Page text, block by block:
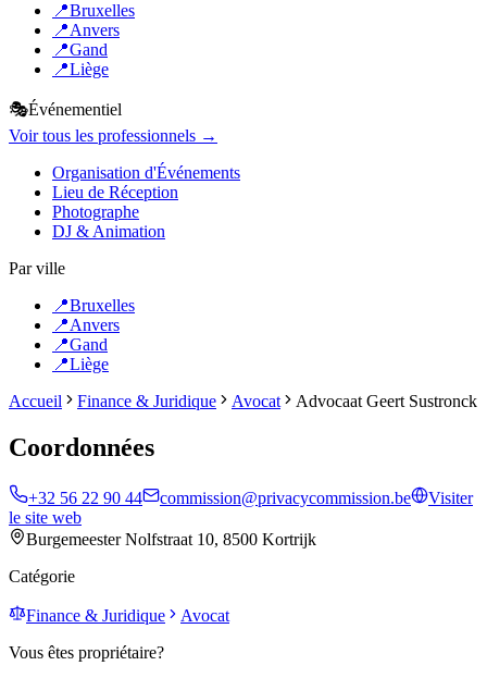
📍Bruxelles
📍Anvers
📍Gand
📍Liège
🎭Événementiel
Voir tous les professionnels →
Organisation d'Événements
Lieu de Réception
Photographe
DJ & Animation
Par ville
📍Bruxelles
📍Anvers
📍Gand
📍Liège
Accueil
Finance & Juridique Avocat Advocaat Geert Sustronck
Coordonnées
+32 56 22 90 44 commission@privacycommission.be
Visiter
le site web
Burgemeester Nolfstraat 10, 8500 Kortrijk
Catégorie
Finance & Juridique
Avocat
Vous êtes propriétaire?